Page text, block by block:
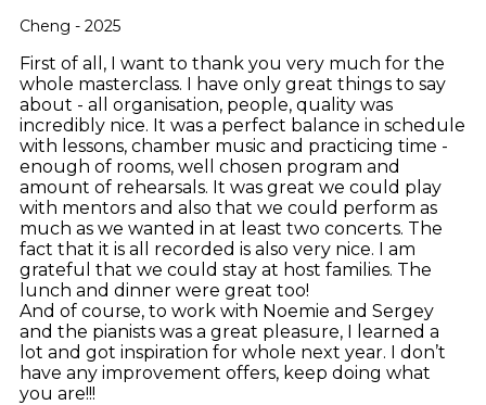
Cheng - 2025
First of all, I want to thank you very much for the
whole masterclass. I have only great things to say
about - all organisation, people, quality was
incredibly nice. It was a perfect balance in schedule
with lessons, chamber music and practicing time -
enough of rooms, well chosen program and
amount of rehearsals. It was great we could play
with mentors and also that we could perform as
much as we wanted in at least two concerts. The
fact that it is all recorded is also very nice. I am
grateful that we could stay at host families. The
lunch and dinner were great too!
And of course, to work with Noemie and Sergey
and the pianists was a great pleasure, I learned a
lot and got inspiration for whole next year. I don’t
have any improvement offers, keep doing what
you are!!!